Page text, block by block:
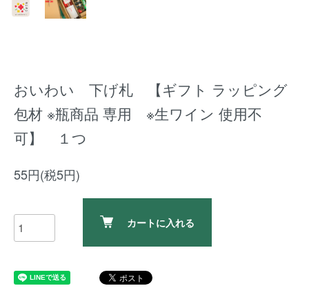
おいわい 下げ札 【ギフト ラッピング
包材 ※瓶商品 専用 ※生ワイン 使用不
可】 １つ
55円(税5円)
カートに入れる